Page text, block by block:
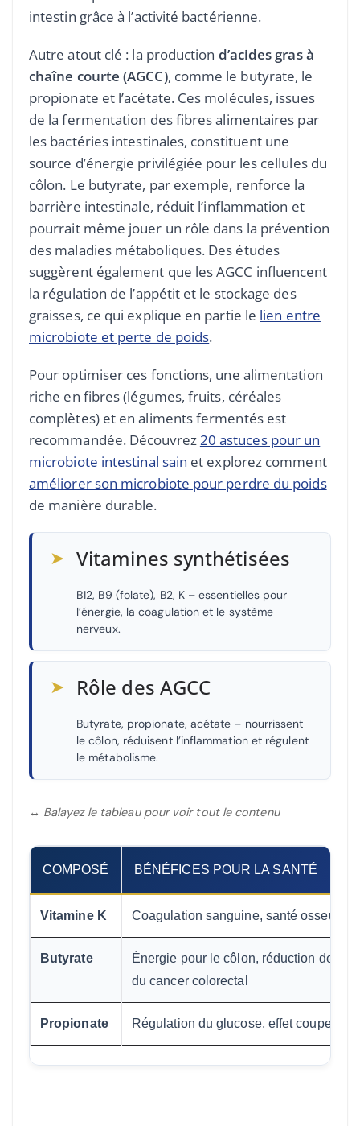
intestin grâce à l’activité bactérienne.
Autre atout clé : la production d’acides gras à
chaîne courte (AGCC), comme le butyrate, le
propionate et l’acétate. Ces molécules, issues
de la fermentation des fibres alimentaires par
les bactéries intestinales, constituent une
source d’énergie privilégiée pour les cellules du
côlon. Le butyrate, par exemple, renforce la
barrière intestinale, réduit l’inflammation et
pourrait même jouer un rôle dans la prévention
des maladies métaboliques. Des études
suggèrent également que les AGCC influencent
la régulation de l’appétit et le stockage des
graisses, ce qui explique en partie le lien entre
microbiote et perte de poids.
Pour optimiser ces fonctions, une alimentation
riche en fibres (légumes, fruits, céréales
complètes) et en aliments fermentés est
recommandée. Découvrez20 astuces pour un
microbiote intestinal sain et explorez comment
améliorer son microbiote pour perdre du poids
de manière durable.
➤ Vitamines synthétisées
B12, B9 (folate), B2, K – essentielles pour
l’énergie, la coagulation et le système
nerveux.
➤ Rôle des AGCC
Butyrate, propionate, acétate – nourrissent
le côlon, réduisent l’inflammation et régulent
le métabolisme.
↔ Balayez le tableau pour voir tout le contenu
COMPOSÉ BÉNÉFICES POUR LA SANTÉ
Vitamine K Coagulation sanguine, santé osseuse
Butyrate
Énergie pour le côlon, réduction de
du cancer colorectal
Propionate Régulation du glucose, effet coupe-faim